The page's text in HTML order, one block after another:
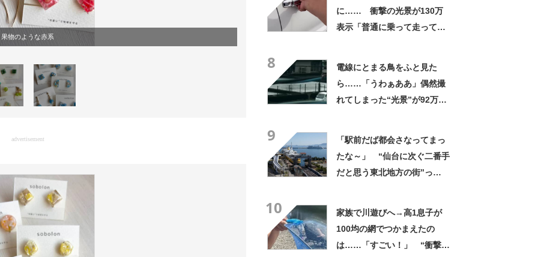
果物のような赤系
advertisement
に…… 衝撃の光景が130万
表示「普通に乗って走ってた
8
電線にとまる鳥をふと見た
ら……「うわぁああ」偶然撮
れてしまった“光景”が92万再
9
「駅前だば都会さなってまっ
たな～」 “仙台に次ぐ二番手
だと思う東北地方の街”っ
10
家族で川遊びへ→高1息子が
100均の網でつかまえたの
は……「すごい！」 “衝撃の